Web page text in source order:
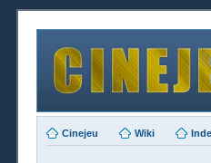
Cinejeu Wiki